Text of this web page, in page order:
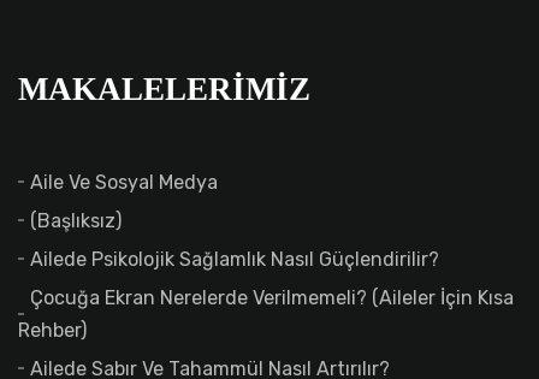
MAKALELERIMIZ
Aile Ve Sosyal Medya
(başlıksız)
Ailede Psikolojik Sağlamlık Nasıl Güçlendirilir?
Çocuğa Ekran Nerelerde Verilmemeli? (Aileler İçin Kısa
Rehber)
Ailede Sabır Ve Tahammül Nasıl Artırılır?